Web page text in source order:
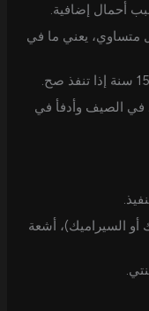
أحمال إضافية.
يعني ما في
في الصيف وأدفأ في
أو السيراميك)، أشعة